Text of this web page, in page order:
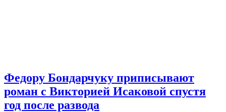
Федору Бондарчуку приписывают
роман с Викторией Исаковой спустя
год после развода